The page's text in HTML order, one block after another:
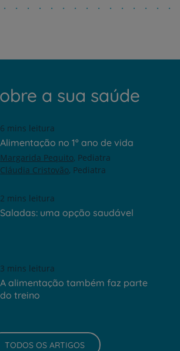
a sua saúde
6 mins leitura
Alimentação no 1º ano de vida
Margarida Pequito Pediatra
Cláudia Cristovão Pediatra
2 mins leitura
Saladas: uma opção saudável
3 mins leitura
A alimentação também faz parte
do treino
TODOS OS ARTIGOS